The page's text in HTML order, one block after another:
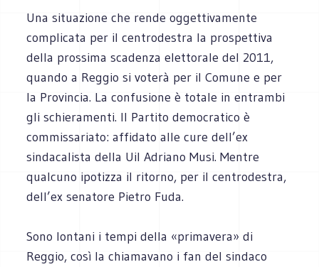
Una situazione che rende oggettivamente
complicata per il centrodestra la prospettiva
della prossima scadenza elettorale del 2011,
quando a Reggio si voterà per il Comune e per
la Provincia. La confusione è totale in entrambi
gli schieramenti. Il Partito democratico è
commissariato: affidato alle cure dell’ex
sindacalista della Uil Adriano Musi. Mentre
qualcuno ipotizza il ritorno, per il centrodestra,
dell’ex senatore Pietro Fuda.
Sono lontani i tempi della «primavera» di
Reggio, così la chiamavano i fan del sindaco